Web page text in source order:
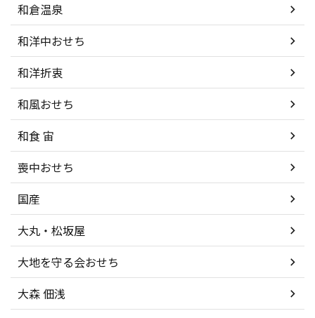
和倉温泉
和洋中おせち
和洋折衷
和風おせち
和食 宙
喪中おせち
国産
大丸・松坂屋
大地を守る会おせち
大森 佃浅